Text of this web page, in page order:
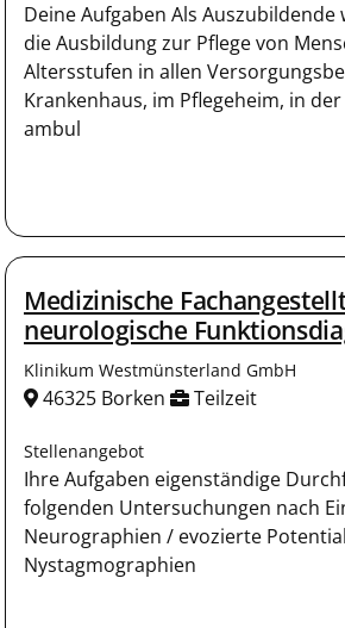
Deine Aufgaben Als
die Ausbildung zur Pflege von
Altersstufen in allen
Krankenhaus, im Pflegeheim, in
ambul
Medizinische
neurologische
Klinikum Westmünsterland GmbH
46325 Borken Teilzeit
Stellenangebot
Ihre Aufgaben eigenständige
folgenden Untersuchungen nach
Neurographien / evozierte
Nystagmographien